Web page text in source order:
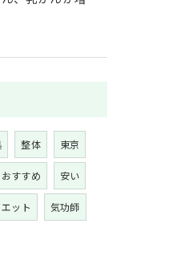
整体 東京
おすすめ 安い
ット 気功師